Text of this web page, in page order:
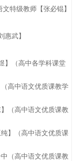
特级教师【张必锟】
惠武】
】（高中各学科课堂
高中语文优质课教学
（高中语文优质课教
】（高中语文优质课
（高中语文优质课教